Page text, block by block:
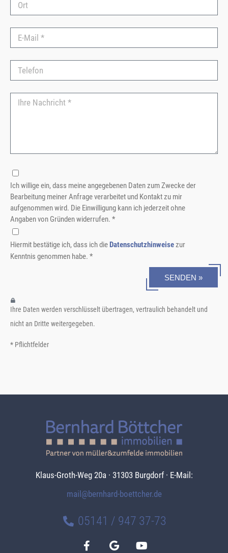
Klaus-Groth-Weg 20a · 31303 Burgdorf · E-Mail:
mail@bernhard-boettcher.de
05141 / 947 37-73
Ich willige ein, dass meine angegebenen Daten zum Zwecke der
Bearbeitung meiner Anfrage verarbeitet und Kontakt zu mir
aufgenommen wird. Die Einwilligung kann ich jederzeit ohne
Angaben von Gründen widerrufen. *
Hiermit bestätige ich, dass ich die Datenschutzhinweisezur
Kenntnis genommen habe. *
SENDEN »
Ihre Daten werden verschlüsselt übertragen, vertraulich behandelt und
nicht an Dritte weitergegeben.
* Pflichtfelder